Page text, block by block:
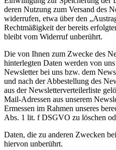
deren Nutzung zum Versand des
widerrufen, etwa über den
Rechtmäßigkeit der bereits
bleibt vom Widerruf unberührt.
Die von Ihnen zum Zwecke des
hinterlegten Daten werden von
Newsletter bei uns bzw. dem
und nach der Abbestellung des
aus der Newsletterverteilerliste
Mail-Adressen aus unserem
Ermessen im Rahmen unseres
Abs. 1 lit. f DSGVO zu löschen
Daten, die zu anderen Zwecken
hiervon unberührt.